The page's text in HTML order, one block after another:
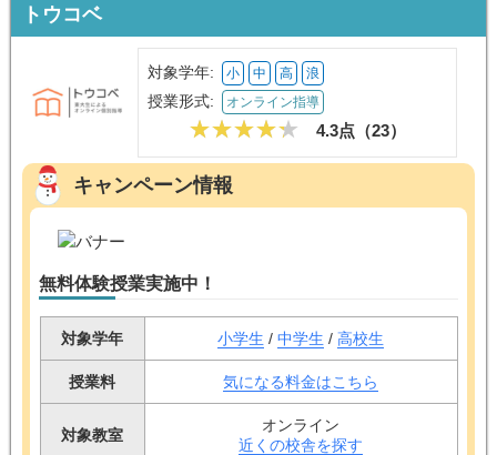
トウコベ
対象学年: 小 中 高 浪
授業形式: オンライン指導
4.3点（23）
キャンペーン情報
無料体験授業実施中！
対象学年 小学生 / 中学生 / 高校生
授業料 気になる料金はこちら
対象教室
オンライン
近くの校舎を探す